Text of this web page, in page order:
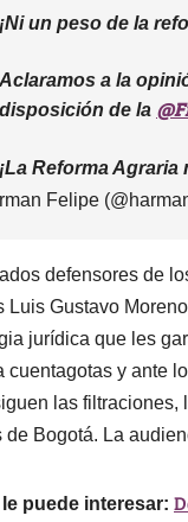
¡Ni un peso de la
Aclaramos a la
disposición de la
¡La Reforma
Felipe
defensores de
Luis Gustavo
jurídica que les
cuentagotas y ante
las filtraciones,
de Bogotá. La
puede interesar: